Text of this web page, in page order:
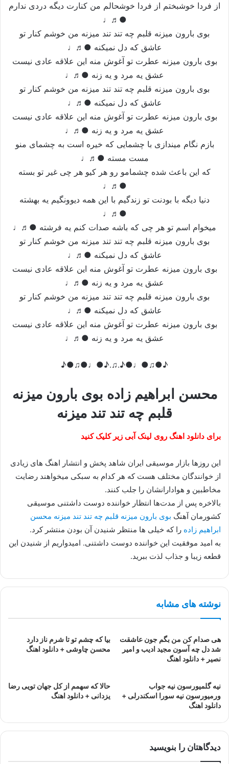
از فردا خوشبختم از فردا خوشحالم من کنارت دیگه دردی ندارم
●♬♩
بوی بارون میزنه قلبم چه تند تند میزنه من خوشم کنار تو
عاشق که دل نمیکنه ●♬♩
بوی بارون میزنه عطرت تو آغوش منه این علاقه عادی نیست
عشق یه مرد و یه زنه ●♬♩
بوی بارون میزنه قلبم چه تند تند میزنه من خوشم کنار تو
عاشق که دل نمیکنه ●♬♩
بوی بارون میزنه عطرت تو آغوش منه این علاقه عادی نیست
عشق یه مرد و یه زنه ●♬♩
بازم نگام میندازی با چشمایی که خیره است به چشمای منو
مست مسته ●♬♩
که این باعث شده چشمامو رو هر کیو هر چی غیر تو بسته
●♬♩
دنیا دیگه با بودنت تو زندگیم با این همه دیوونگیم یه بهشته
●♬♩
میخوام اسم تو هر چی که باشه صدات کنم یه فرشته ●♬♩
بوی بارون میزنه قلبم چه تند تند میزنه من خوشم کنار تو
عاشق که دل نمیکنه ●♬♩
بوی بارون میزنه عطرت تو آغوش منه این علاقه عادی نیست
عشق یه مرد و یه زنه ●♬♩
بوی بارون میزنه قلبم چه تند تند میزنه من خوشم کنار تو
عاشق که دل نمیکنه ●♬♩
بوی بارون میزنه عطرت تو آغوش منه این علاقه عادی نیست
عشق یه مرد و یه زنه ●♬♩
♪●♫●♩●♪.♫.♪●♩●♫●♪
محسن ابراهیم زاده بوی بارون میزنه
قلبم چه تند تند میزنه
برای دانلود اهنگ روی لینک آبی زیر کلیک کنید
این روزها بازار موسیقی ایران شاهد پخش و انتشار اهنگ های زیادی
از خوانندگان مختلف هست که هر کدام به سبکی میخواهند رضایت
مخاطبین و هوادارانشان را جلب کنند.
بالاخره پس از مدت‌ها انتظار خواننده دوست داشتنی موسیقی
کشورمان آهنگ بوی بارون میزنه قلبم چه تند تند میزنه محسن
ابراهیم زاده را که خیلی ها منتظر شنیدن آن بودن منتشر کرد.
به امید موفقیت این خواننده دوست داشتنی. امیدواریم از شنیدن این
قطعه زیبا و جذاب لذت ببرید.
نوشته های مشابه
هی صدام کن من بگم جون عاشقت
شد دل چه آسون مجید ادیب و امیر
نصیر + دانلود اهنگ
بیا که چشم تو تا شرم ناز دارد
محسن چاوشی + دانلود اهنگ
نیه گلمیورسون نیه جواب
ورمیورسون نیه سورا اسکندرلی +
دانلود اهنگ
حالا که سهمم از کل جهان تویی رضا
یزدانی + دانلود اهنگ
دیدگاهتان را بنویسید